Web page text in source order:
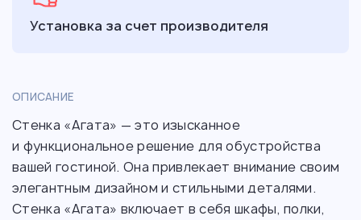
Установка за счет производителя
ОПИСАНИЕ
Стенка «Агата» — это изысканное
и функциональное решение для обустройства
вашей гостиной. Она привлекает внимание своим
элегантным дизайном и стильными деталями.
Стенка «Агата» включает в себя шкафы, полки,